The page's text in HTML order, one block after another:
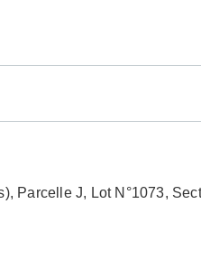
Parcelle J, Lot N°1073,